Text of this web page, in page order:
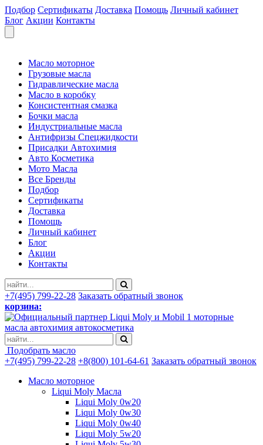
Подбор Сертификаты Доставка Помощь Личный кабинет
Блог Акции Контакты
Масло моторное
Грузовые масла
Гидравлические масла
Масло в коробку
Консистентная смазка
Бочки масла
Индустриальные масла
Антифризы Спецжидкости
Присадки Автохимия
Авто Косметика
Мото Масла
Все Бренды
Подбор
Сертификаты
Доставка
Помощь
Личный кабинет
Блог
Акции
Контакты
+7(495) 799-22-28 Заказать обратный звонок
корзина:
моторные
масла автохимия автокосметика
Подобрать масло
+7(495) 799-22-28 +8(800) 101-64-61 Заказать обратный звонок
Масло моторное
Liqui Moly Масла
Liqui Moly 0w20
Liqui Moly 0w30
Liqui Moly 0w40
Liqui Moly 5w20